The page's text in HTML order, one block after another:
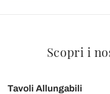
Scopri i
Tavoli Allungabili